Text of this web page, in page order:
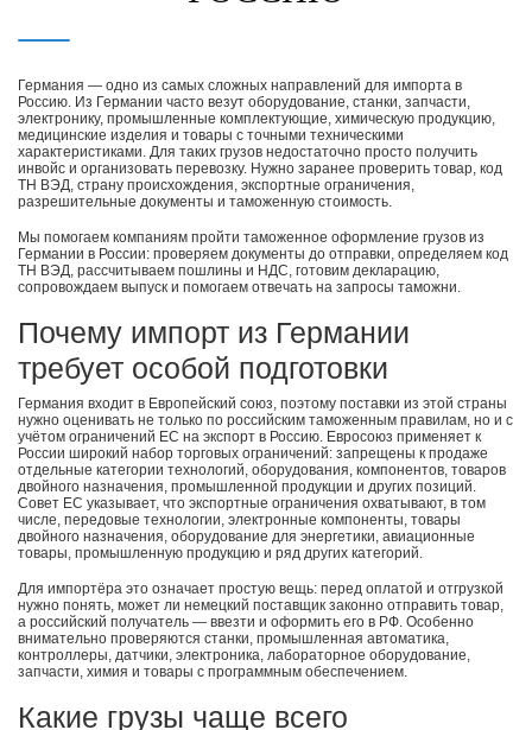
Германия — одно из самых сложных направлений для импорта в
Россию. Из Германии часто везут оборудование, станки, запчасти,
электронику, промышленные комплектующие, химическую продукцию,
медицинские изделия и товары с точными техническими
характеристиками. Для таких грузов недостаточно просто получить
инвойс и организовать перевозку. Нужно заранее проверить товар, код
ТН ВЭД, страну происхождения, экспортные ограничения,
разрешительные документы и таможенную стоимость.
Мы помогаем компаниям пройти таможенное оформление грузов из
Германии в России: проверяем документы до отправки, определяем код
ТН ВЭД, рассчитываем пошлины и НДС, готовим декларацию,
сопровождаем выпуск и помогаем отвечать на запросы таможни.
Почему импорт из Германии
требует особой подготовки
Германия входит в Европейский союз, поэтому поставки из этой страны
нужно оценивать не только по российским таможенным правилам, но и с
учётом ограничений ЕС на экспорт в Россию. Евросоюз применяет к
России широкий набор торговых ограничений: запрещены к продаже
отдельные категории технологий, оборудования, компонентов, товаров
двойного назначения, промышленной продукции и других позиций.
Совет ЕС указывает, что экспортные ограничения охватывают, в том
числе, передовые технологии, электронные компоненты, товары
двойного назначения, оборудование для энергетики, авиационные
товары, промышленную продукцию и ряд других категорий.
Для импортёра это означает простую вещь: перед оплатой и отгрузкой
нужно понять, может ли немецкий поставщик законно отправить товар,
а российский получатель — ввезти и оформить его в РФ. Особенно
внимательно проверяются станки, промышленная автоматика,
контроллеры, датчики, электроника, лабораторное оборудование,
запчасти, химия и товары с программным обеспечением.
Какие грузы чаще всего